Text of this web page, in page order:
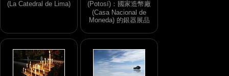
(La Catedral de Lima)
(Potosí)：國家造幣廠
(Casa Nacional de
Moneda) 的銀器展品